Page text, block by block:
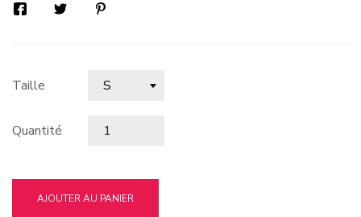
Taille
Quantité
AJOUTER AU PANIER